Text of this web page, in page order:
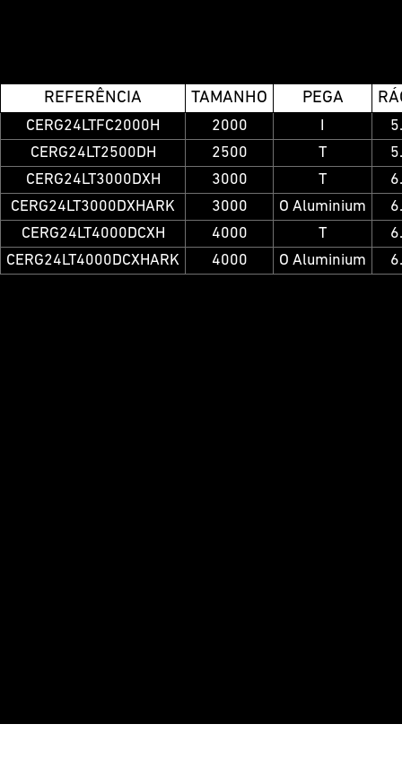
REFERÊNCIA TAMANHO PEGA
CERG24LTFC2000H 2000
CERG24LT2500DH
2500 T
CERG24LT3000DXH
3000 T
CERG24LT3000DXHARK
3000 O Aluminium
CERG24LT4000DCXH
4000 T
CERG24LT4000DCXHARK
4000 O Aluminium